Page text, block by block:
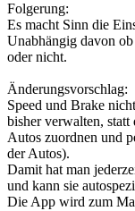
Folgerung:
Es macht Sinn die
Unabhängig davon
oder nicht.
Änderungsvorschlag:
Speed und Brake
bisher verwalten, statt
Autos zuordnen und
der Autos).
Damit hat man
und kann sie
Die App wird zum